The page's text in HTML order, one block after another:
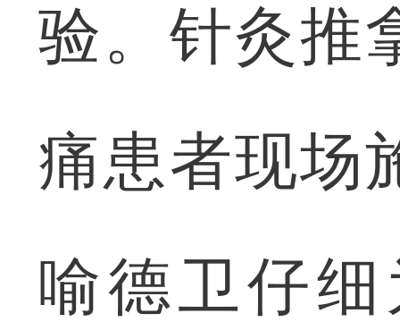
验。针灸推
痛患者现场
喻德卫仔